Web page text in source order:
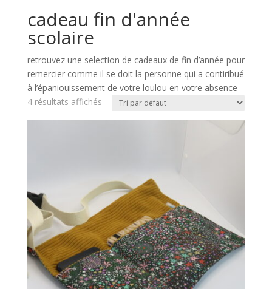
cadeau fin d'année
scolaire
retrouvez une selection de cadeaux de fin d’année pour
remercier comme il se doit la personne qui a contiribué
à l’épaniouissement de votre loulou en votre absence
4 résultats affichés